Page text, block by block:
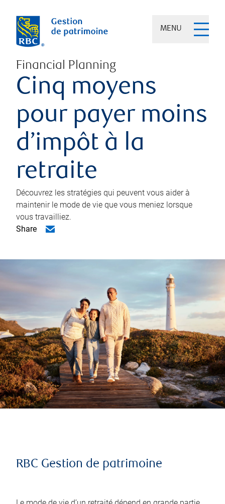
MENU
Financial Planning
Cinq moyens
pour payer moins
d’impôt à la
retraite
Découvrez les stratégies qui peuvent vous aider à
maintenir le mode de vie que vous meniez lorsque
vous travailliez.
Share
RBC Gestion de patrimoine